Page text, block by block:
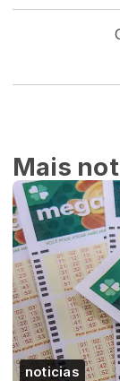
Mais
noticias